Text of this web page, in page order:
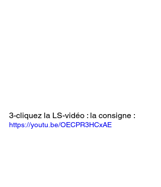
3-cliquez la LS-vidéo : la consigne :
https://youtu.be/OECPR3HCxAE